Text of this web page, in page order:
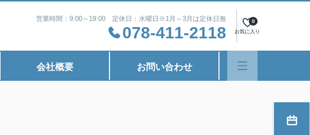
営業時間：9:00～19:00 定休日：水曜日※1月～3月は定休日無
078-411-2118 お気に入り
0
会社概要 お問い合わせ